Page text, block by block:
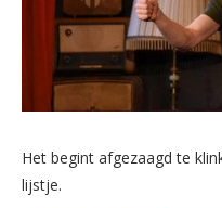
Het begint afgezaagd te
lijstje.